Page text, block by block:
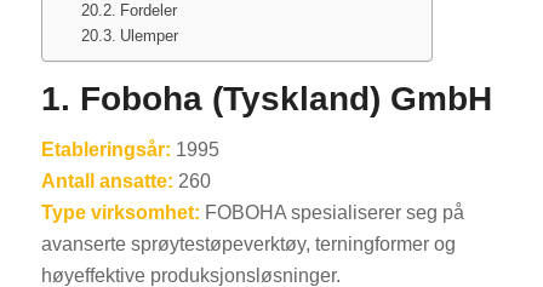
Fordeler
Ulemper
1. Foboha (Tyskland) GmbH
Etableringsår: 1995
Antall ansatte: 260
Type virksomhet: FOBOHA spesialiserer seg på
avanserte sprøytestøpeverktøy, terningformer og
høyeffektive produksjonsløsninger.